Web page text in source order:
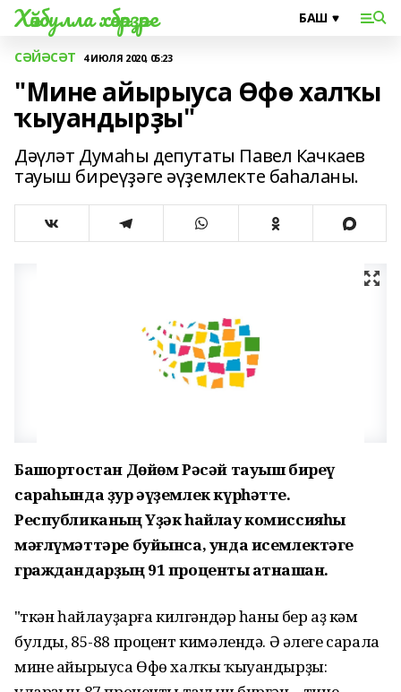
Хәйбулла хәбәрҙәре
СӘЙӘСӘТ 4 ИЮЛЯ 2020, 05:23
"Мине айырыуса Өфө халҡы
ҡыуандырҙы"
Дәүләт Думаһы депутаты Павел Качкаев
тауыш биреүҙәге әүҙемлекте баһаланы.
Башҡортостан Дөйөм Рәсәй тауыш биреү
сараһында ҙур әүҙемлек күрһәтте.
Республиканың Үҙәк һайлау комиссияһы
мәғлүмәттәре буйынса, унда исемлектәге
граждандарҙың 91 проценты ҡатнашҡан.
"Үткән һайлауҙарға килгәндәр һаны бер аҙ кәм
булды, 85-88 процент кимәлендә. Ә әлеге сарала
мине айырыуса Өфө халҡы ҡыуандырҙы: